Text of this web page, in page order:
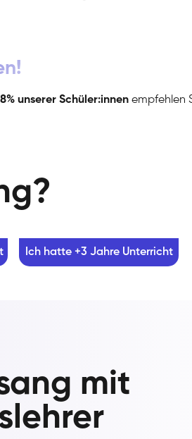
unserer Schüler:innen empfehlen
Ich hatte +3 Jahre Unterricht
mit